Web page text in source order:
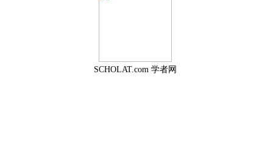
SCHOLAT.com 学者网